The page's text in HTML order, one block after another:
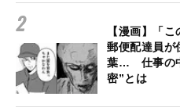
【漫画】「
郵便配達員が
葉… 仕事の
密”とは